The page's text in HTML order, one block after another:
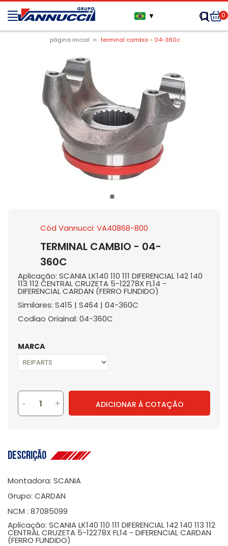
▼ 0
página inicial terminal cambio - 04-360c
Cód Vannucci: VA40868-800
TERMINAL CAMBIO - 04-
360C
Aplicação: SCANIA LK140 110 111 DIFERENCIAL 142 140
113 112 CENTRAL CRUZETA 5-12278X FL14 -
DIFERENCIAL CARDAN (FERRO FUNDIDO)
Similares: S415 | S464 | 04-360C
Codigo Original: 04-360C
MARCA
- + ADICIONAR À COTAÇÃO
Descrição
Montadora: SCANIA
Grupo: CARDAN
NCM : 87085099
Aplicação: SCANIA LK140 110 111 DIFERENCIAL 142 140 113 112
CENTRAL CRUZETA 5-12278X FL14 - DIFERENCIAL CARDAN
(FERRO FUNDIDO)